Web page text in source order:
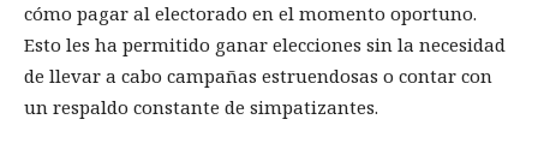
cómo pagar al electorado en el momento oportuno.
Esto les ha permitido ganar elecciones sin la necesidad
de llevar a cabo campañas estruendosas o contar con
un respaldo constante de simpatizantes.